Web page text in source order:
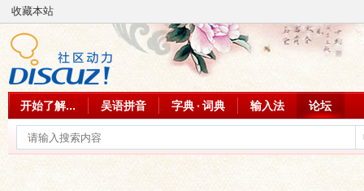
收藏本站
开始了解... 吴语拼音 字典 · 词典 输入法 论坛